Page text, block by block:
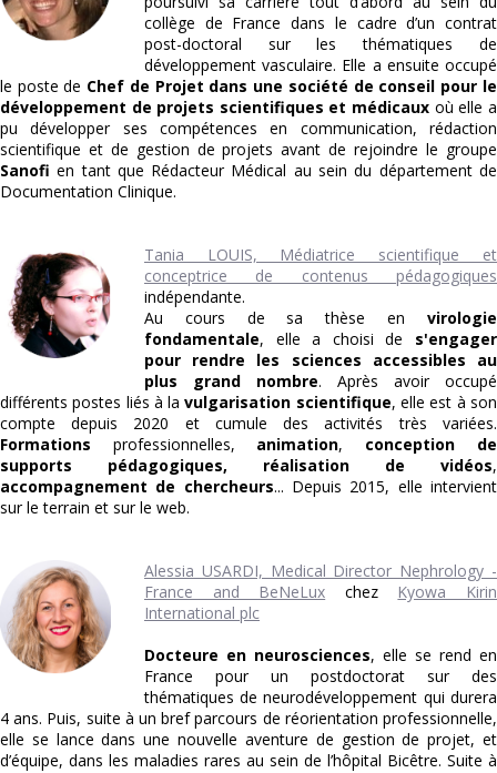
collège de France dans le cadre d’un contrat
post-doctoral sur les thématiques de
développement vasculaire. Elle a ensuite occupé
le poste de Chef de Projet dans une société de conseil pour le
développement de projets scientifiques et médicaux où elle a
pu développer ses compétences en communication, rédaction
scientifique et de gestion de projets avant de rejoindre le groupe
Sanofi en tant que Rédacteur Médical au sein du département de
Documentation Clinique.
Tania LOUIS, Médiatrice scientifique et
conceptrice de contenus pédagogiques
indépendante.
Au cours de sa thèse en virologie
fondamentale, elle a choisi de s'engager
pour rendre les sciences accessibles au
plus grand nombre. Après avoir occupé
différents postes liés à lavulgarisation scientifique, elle est à son
compte depuis 2020 et cumule des activités très variées.
Formations professionnelles, animation, conception de
supports pédagogiques,
réalisation de vidéos,
accompagnement de chercheurs... Depuis 2015, elle intervient
sur le terrain et sur le web.
Alessia USARDI, Medical Director Nephrology -
France and BeNeLux chez Kyowa Kirin
International plc
Docteure en neurosciences, elle se rend en
France pour un postdoctorat sur des
thématiques de neurodéveloppement qui durera
4 ans. Puis, suite à un bref parcours de réorientation professionnelle,
elle se lance dans une nouvelle aventure de gestion de projet, et
d’équipe, dans les maladies rares au sein de l’hôpital Bicêtre. Suite à